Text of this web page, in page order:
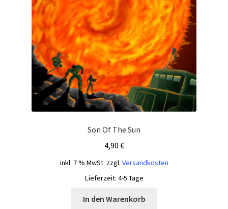
Son Of The Sun
4,90 €
inkl. 7 % MwSt. zzgl. Versandkosten
Lieferzeit: 4-5 Tage
In den Warenkorb